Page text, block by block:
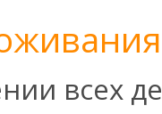
всех